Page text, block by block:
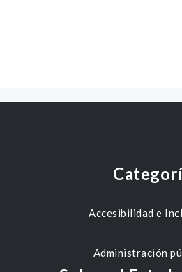
Accesibilidad e
Administración